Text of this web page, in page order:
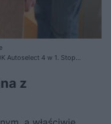
Autoselect 4 w 1. Stopa
Stopę można również
dosunąć ją do
z